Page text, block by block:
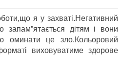
я у захваті.Негативний
запам”ятається дітям і вони
оминати це зло.Кольоровий
виховуватиме здорове